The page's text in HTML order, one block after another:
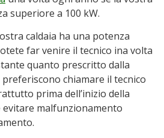
superiore a 100 kW.
caldaia ha una potenza
far venire il tecnico ina volta
quanto prescritto dalla
chiamare il tecnico
prima dell’inizio della
malfunzionamento